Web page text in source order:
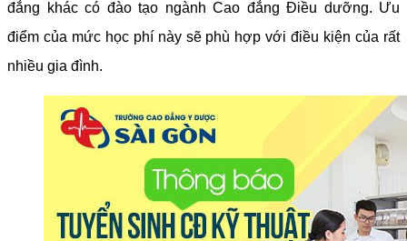
đẳng khác có đào tạo ngành Cao đẳng Điều dưỡng. Ưu
điểm của mức học phí này sẽ phù hợp với điều kiện của rất
nhiều gia đình.